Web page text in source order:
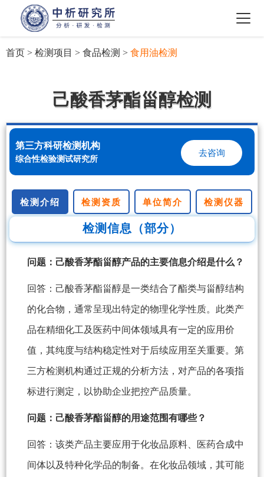
首页 > 检测项目 > 食品检测 > 食用油检测
己酸香茅酯甾醇检测
第三方科研检测机构
综合性检验测试研究所
去咨询
检测介绍 检测资质 单位简介 检测仪器
检测信息（部分）
问题：己酸香茅酯甾醇产品的主要信息介绍是什么？
回答：己酸香茅酯甾醇是一类结合了酯类与甾醇结构
的化合物，通常呈现出特定的物理化学性质。此类产
品在精细化工及医药中间体领域具有一定的应用价
值，其纯度与结构稳定性对于后续应用至关重要。第
三方检测机构通过正规的分析方法，对产品的各项指
标进行测定，以协助企业把控产品质量。
问题：己酸香茅酯甾醇的用途范围有哪些？
回答：该类产品主要应用于化妆品原料、医药合成中
间体以及特种化学品的制备。在化妆品领域，其可能